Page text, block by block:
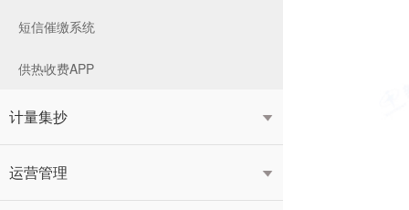
短信催缴系统
供热收费APP
计量集抄 
运营管理 